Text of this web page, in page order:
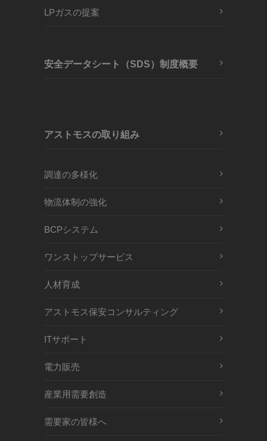
LPガスの提案
安全データシート（SDS）制度概要
アストモスの取り組み
調達の多様化
物流体制の強化
BCPシステム
ワンストップサービス
人材育成
アストモス保安コンサルティング
ITサポート
電力販売
産業用需要創造
需要家の皆様へ